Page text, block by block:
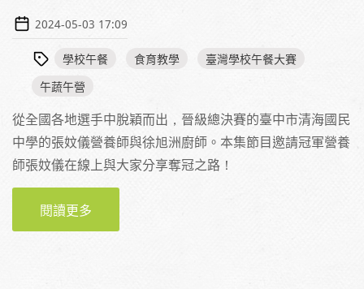
2024-05-03 17:09
學校午餐 食育教學
臺灣學校午餐大賽
午蔬午營
從全國各地選手中脫穎而出，晉級總決賽的臺中市清海國民
中學的張妏儀營養師與徐旭洲廚師。本集節目邀請冠軍營養
師張妏儀在線上與大家分享奪冠之路！
閱讀更多
代：我的臺灣學校午餐大賽奪冠之路